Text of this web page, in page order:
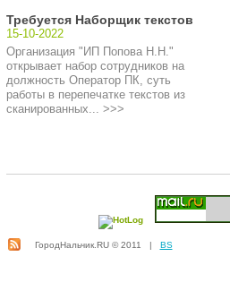
Требуется Наборщик текстов
15-10-2022
Организация "ИП Попова Н.Н."
открывает набор сотрудников на
должность Оператор ПК, суть
работы в перепечатке текстов из
сканированных... >>>
ГородНальчик.RU © 2011 | BS